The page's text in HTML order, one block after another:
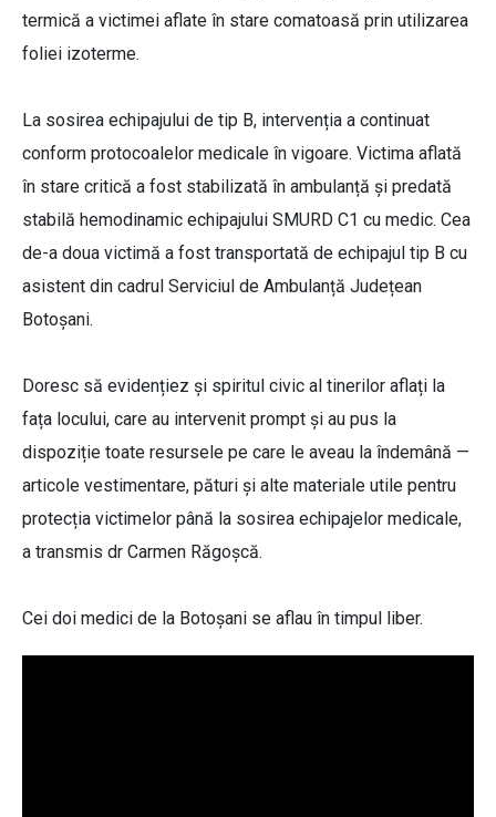
termică a victimei aflate în stare comatoasă prin utilizarea
foliei izoterme.
La sosirea echipajului de tip B, intervenția a continuat
conform protocoalelor medicale în vigoare. Victima aflată
în stare critică a fost stabilizată în ambulanță și predată
stabilă hemodinamic echipajului SMURD C1 cu medic. Cea
de-a doua victimă a fost transportată de echipajul tip B cu
asistent din cadrul Serviciul de Ambulanță Județean
Botoșani.
Doresc să evidențiez și spiritul civic al tinerilor aflați la
fața locului, care au intervenit prompt și au pus la
dispoziție toate resursele pe care le aveau la îndemână —
articole vestimentare, pături și alte materiale utile pentru
protecția victimelor până la sosirea echipajelor medicale,
a transmis dr Carmen Răgoșcă.
Cei doi medici de la Botoșani se aflau în timpul liber.